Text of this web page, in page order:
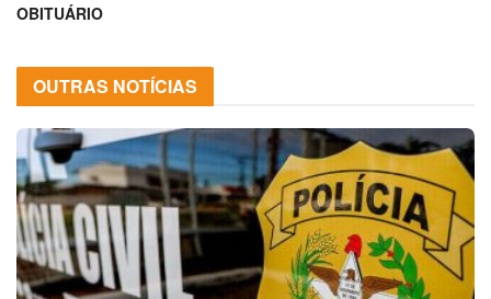
OBITUÁRIO
OUTRAS NOTÍCIAS